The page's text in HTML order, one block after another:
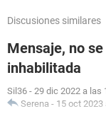
Discusiones similares
Mensaje, no
inhabilitada
Sil36 - 29 dic 2022 a las
Serena - 15 oct 2023